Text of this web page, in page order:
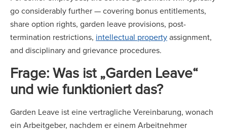
go considerably further — covering bonus entitlements,
share option rights, garden leave provisions, post-
termination restrictions, intellectual propertyassignment,
and disciplinary and grievance procedures.
Frage: Was ist „Garden Leave“
und wie funktioniert das?
Garden Leave ist eine vertragliche Vereinbarung, wonach
ein Arbeitgeber, nachdem er einem Arbeitnehmer